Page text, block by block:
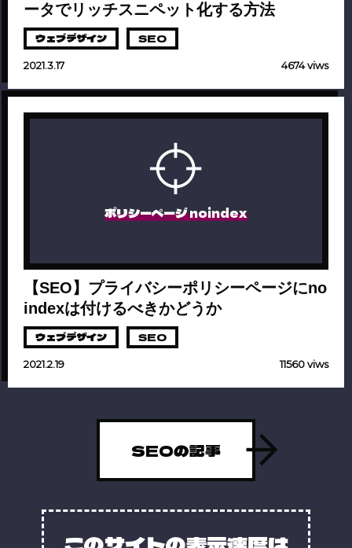
ータでリッチスニペット化する方法
ウェブデザイン SEO
2021.3.17 4674 viws
ポリシーページ noindex
【SEO】プライバシーポリシーページにno
indexは付けるべきかどうか
ウェブデザイン SEO
2021.2.19 11560 viws
SEOの記事